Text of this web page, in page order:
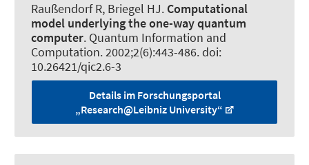
Raußendorf R, Briegel HJ. Computational
model underlying the one-way quantum
computer. Quantum Information and
Computation. 2002;2(6):443-486. doi:
10.26421/qic2.6-3
Details im Forschungsportal
„Research@Leibniz University“